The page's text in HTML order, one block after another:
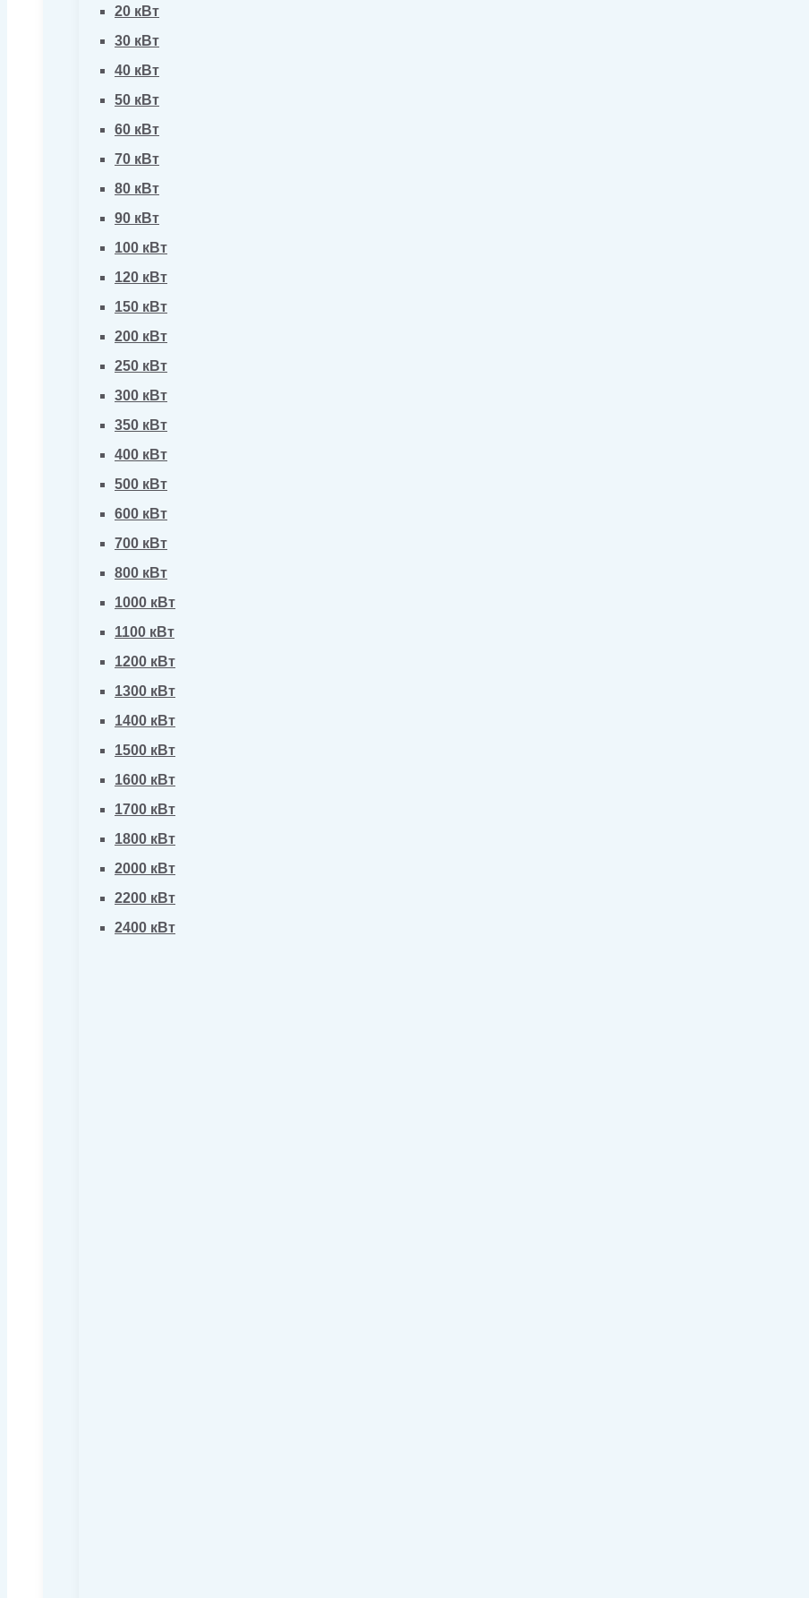
20 кВт
30 кВт
40 кВт
50 кВт
60 кВт
70 кВт
80 кВт
90 кВт
100 кВт
120 кВт
150 кВт
200 кВт
250 кВт
300 кВт
350 кВт
400 кВт
500 кВт
600 кВт
700 кВт
800 кВт
1000 кВт
1100 кВт
1200 кВт
1300 кВт
1400 кВт
1500 кВт
1600 кВт
1700 кВт
1800 кВт
2000 кВт
2200 кВт
2400 кВт